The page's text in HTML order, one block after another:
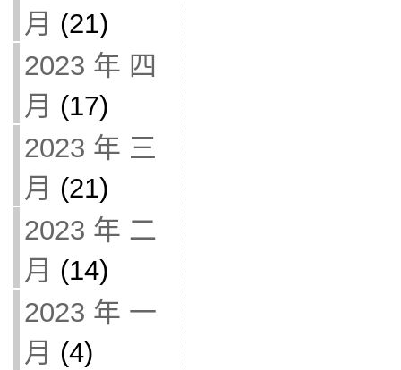
月 (21)
2023 年 四
月 (17)
2023 年 三
月 (21)
2023 年 二
月 (14)
2023 年 一
月 (4)